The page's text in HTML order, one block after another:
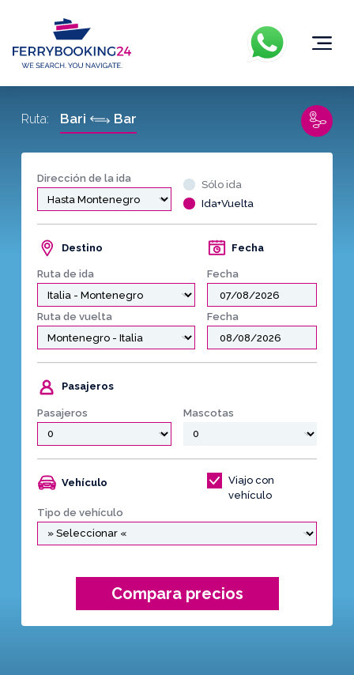
Dirección de la ida
Sólo ida
Ida+Vuelta
Destino
Ruta de ida
Fecha
Fecha
Ruta de vuelta Fecha
Pasajeros
Pasajeros Mascotas
Vehículo
Viajo con
vehículo
Tipo de vehículo
Compara precios
Ruta: Bari Bar